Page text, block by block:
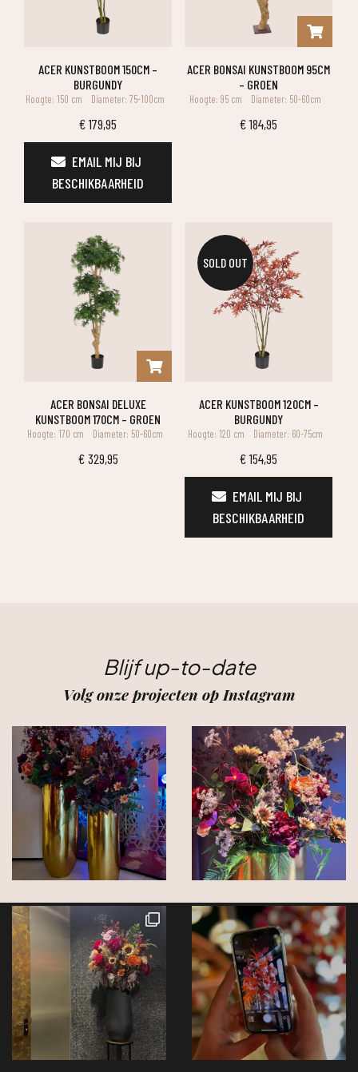
ACER KUNSTBOOM 150CM –
BURGUNDY
Hoogte: 150 cm Diameter: 75-100cm
€179,95
EMAIL MIJ BIJ
BESCHIKBAARHEID
ACER BONSAI KUNSTBOOM 95CM
– GROEN
Hoogte: 95 cm Diameter: 50-60cm
€184,95
ACER BONSAI DELUXE
KUNSTBOOM 170CM – GROEN
Hoogte: 170 cm Diameter: 50-60cm
€ 329,95
SOLD OUT
ACER KUNSTBOOM 120CM –
BURGUNDY
Hoogte: 120 cm Diameter: 60-75cm
€154,95
EMAIL MIJ BIJ
BESCHIKBAARHEID
Blijf up-to-date
Volg onze projecten op Instagram